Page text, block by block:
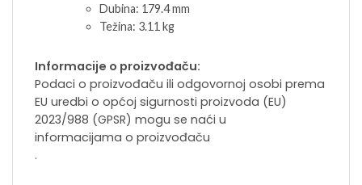
Dubina: 179.4 mm
Težina: 3.11 kg
Informacije o proizvođaču:
Podaci o proizvođaču ili odgovornoj osobi prema
EU uredbi o općoj sigurnosti proizvoda (EU)
2023/988 (GPSR) mogu se naći u
informacijama o proizvođaču
.